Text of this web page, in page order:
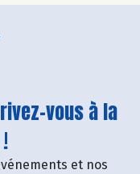
vous à la
et nos